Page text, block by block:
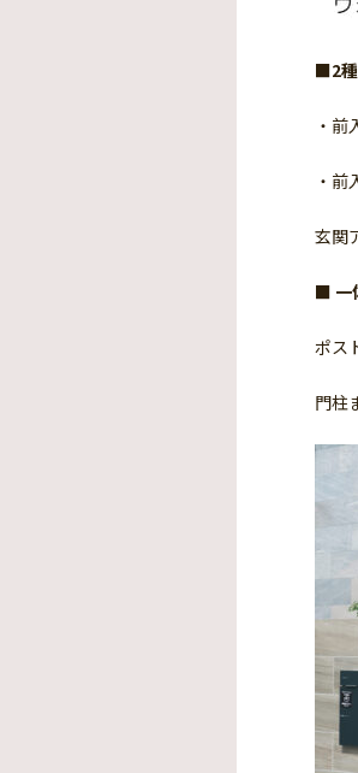
■2種
・前
・前
玄関
■ 一
ポス
門柱